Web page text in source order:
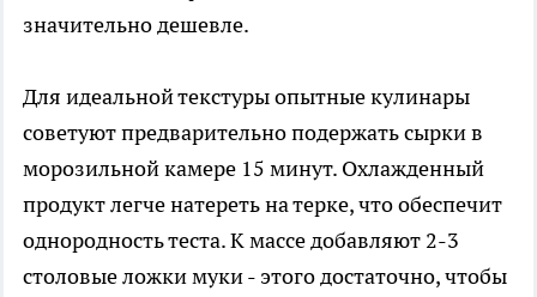
значительно дешевле.
Для идеальной текстуры опытные кулинары
советуют предварительно подержать сырки в
морозильной камере 15 минут. Охлажденный
продукт легче натереть на терке, что обеспечит
однородность теста. К массе добавляют 2-3
столовые ложки муки - этого достаточно, чтобы